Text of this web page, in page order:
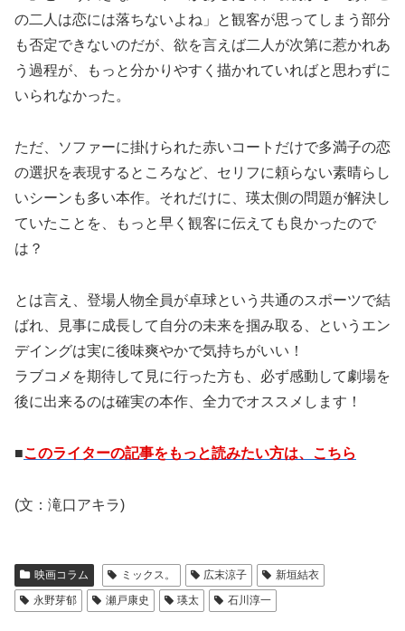
の二人は恋には落ちないよね」と観客が思ってしまう部分
も否定できないのだが、欲を言えば二人が次第に惹かれあ
う過程が、もっと分かりやすく描かれていればと思わずに
いられなかった。
ただ、ソファーに掛けられた赤いコートだけで多満子の恋
の選択を表現するところなど、セリフに頼らない素晴らし
いシーンも多い本作。それだけに、瑛太側の問題が解決し
ていたことを、もっと早く観客に伝えても良かったので
は？
とは言え、登場人物全員が卓球という共通のスポーツで結
ばれ、見事に成長して自分の未来を掴み取る、というエン
デイングは実に後味爽やかで気持ちがいい！
ラブコメを期待して見に行った方も、必ず感動して劇場を
後に出来るのは確実の本作、全力でオススメします！
■このライターの記事をもっと読みたい方は、こちら
(文：滝口アキラ)
映画コラム ミックス。 広末涼子
新垣結衣
永野芽郁
瀬戸康史 瑛太 石川淳一